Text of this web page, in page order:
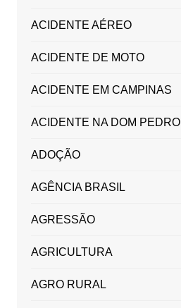
ACIDENTE AÉREO
ACIDENTE DE MOTO
ACIDENTE EM CAMPINAS
ACIDENTE NA DOM PEDRO
ADOÇÃO
AGÊNCIA BRASIL
AGRESSÃO
AGRICULTURA
AGRO RURAL